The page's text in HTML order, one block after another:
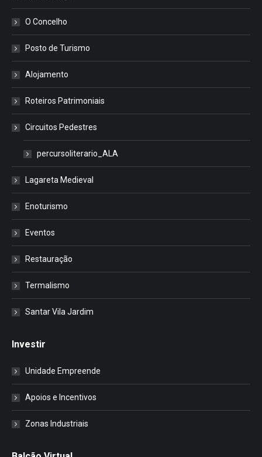
O Concelho
Posto de Turismo
Alojamento
Roteiros Patrimoniais
Circuitos Pedestres
percursoliterario_ALA
Lagareta Medieval
Enoturismo
Eventos
Restauração
Termalismo
Santar Vila Jardim
Investir
Unidade Empreende
Apoios e Incentivos
Zonas Industriais